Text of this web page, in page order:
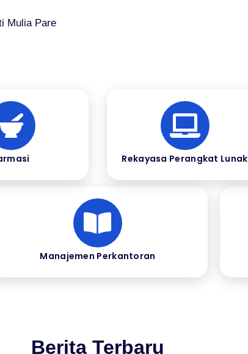
Mulia Pare
Rekayasa Perangkat Lunak
Manajemen Perkantoran
Berita Terbaru